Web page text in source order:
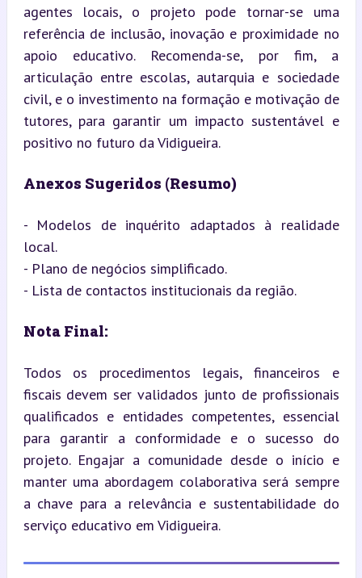
agentes locais, o projeto pode tornar-se uma
referência de inclusão, inovação e proximidade no
apoio educativo. Recomenda-se, por fim, a
articulação entre escolas, autarquia e sociedade
civil, e o investimento na formação e motivação de
tutores, para garantir um impacto sustentável e
positivo no futuro da Vidigueira.
Anexos Sugeridos (Resumo)
- Modelos de inquérito adaptados à realidade
local.
- Plano de negócios simplificado.
- Lista de contactos institucionais da região.
Nota Final:
Todos os procedimentos legais, financeiros e
fiscais devem ser validados junto de profissionais
qualificados e entidades competentes, essencial
para garantir a conformidade e o sucesso do
projeto. Engajar a comunidade desde o início e
manter uma abordagem colaborativa será sempre
a chave para a relevância e sustentabilidade do
serviço educativo em Vidigueira.